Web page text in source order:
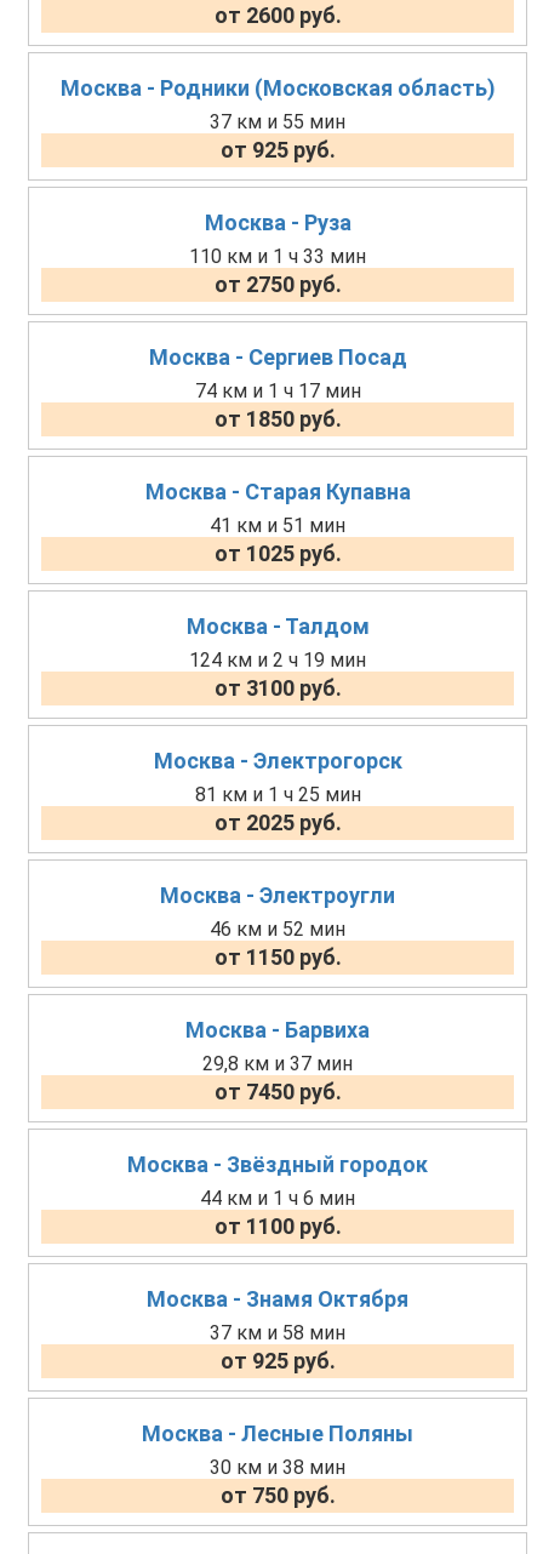
от 2600 руб.
Москва - Родники (Московская область)
37 км и 55 мин
от 925 руб.
Москва - Руза
110 км и 1 ч 33 мин
от 2750 руб.
Москва - Сергиев Посад
74 км и 1 ч 17 мин
от 1850 руб.
Москва - Старая Купавна
41 км и 51 мин
от 1025 руб.
Москва - Талдом
124 км и 2 ч 19 мин
от 3100 руб.
Москва - Электрогорск
81 км и 1 ч 25 мин
от 2025 руб.
Москва - Электроугли
46 км и 52 мин
от 1150 руб.
Москва - Барвиха
29,8 км и 37 мин
от 7450 руб.
Москва - Звёздный городок
44 км и 1 ч 6 мин
от 1100 руб.
Москва - Знамя Октября
37 км и 58 мин
от 925 руб.
Москва - Лесные Поляны
30 км и 38 мин
от 750 руб.